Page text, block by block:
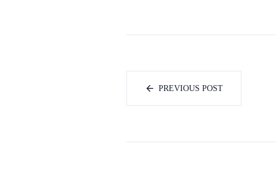
PREVIOUS POST